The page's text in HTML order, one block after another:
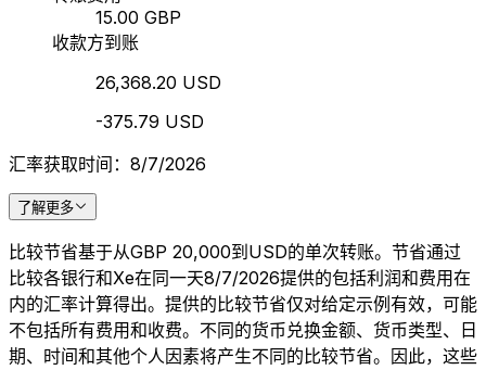
15.00 GBP
收款方到账
26,368.20 USD
-375.79 USD
汇率获取时间：8/7/2026
了解更多
比较节省基于从GBP 20,000到USD的单次转账。节省通过
比较各银行和Xe在同一天8/7/2026提供的包括利润和费用在
内的汇率计算得出。提供的比较节省仅对给定示例有效，可能
不包括所有费用和收费。不同的货币兑换金额、货币类型、日
期、时间和其他个人因素将产生不同的比较节省。因此，这些